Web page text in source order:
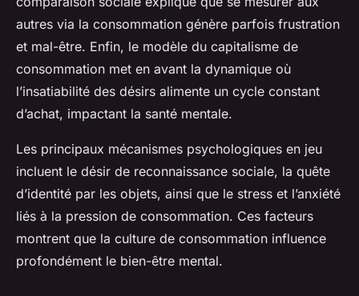
autres via la consommation génère parfois frustration
et mal-être. Enfin, le modèle du capitalisme de
consommation met en avant la dynamique où
l’insatiabilité des désirs alimente un cycle constant
d’achat, impactant la santé mentale.
Les principaux mécanismes psychologiques en jeu
incluent le désir de reconnaissance sociale, la quête
d’identité par les objets, ainsi que le stress et l’anxiété
liés à la pression de consommation. Ces facteurs
montrent que la culture de consommation influence
profondément le bien-être mental.